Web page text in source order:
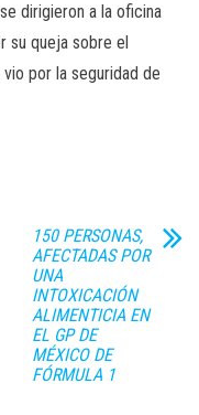
dirigieron a la oficina
su queja sobre el
por la seguridad de
150 PERSONAS,
AFECTADAS POR
UNA
INTOXICACIÓN
ALIMENTICIA EN
EL GP DE
MÉXICO DE
FÓRMULA 1